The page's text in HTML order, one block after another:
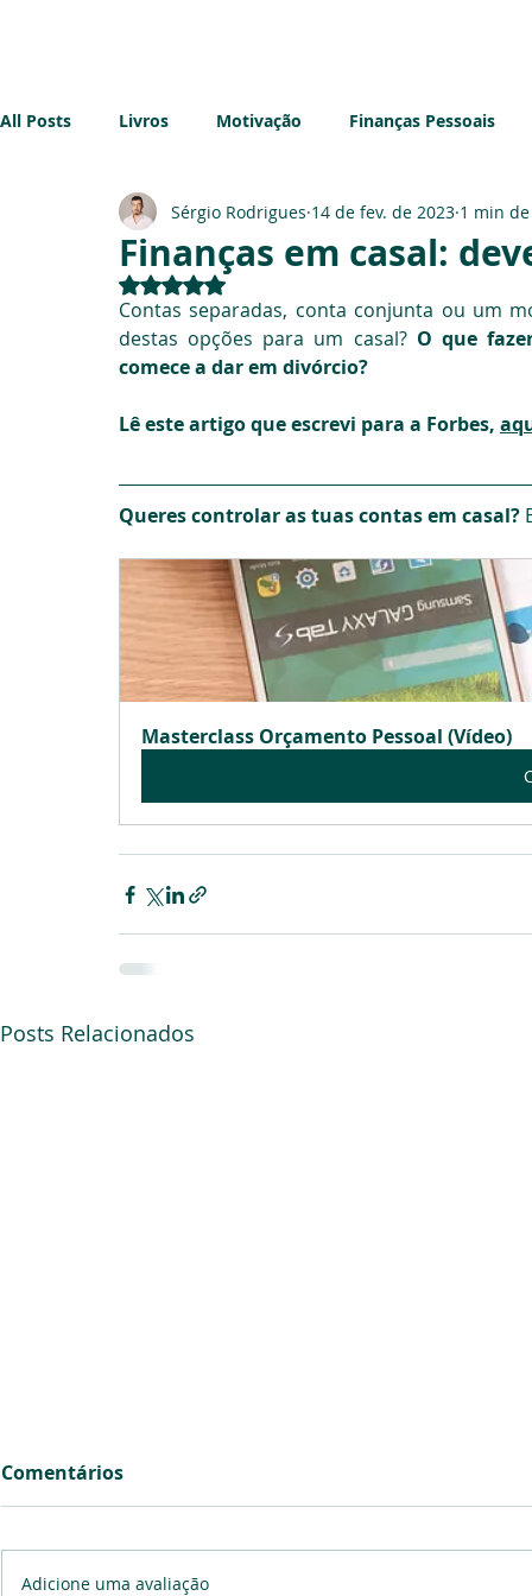
All Posts Livros Motivação Finanças Pessoais
Imobiliário Sustentabilidade Impostos
Finanças em casal:
Sérgio Rodrigues 14 de fev. de 2023 1 min
Avaliado com NaN de 5 estrelas.
Contas separadas, conta conjunta ou um
destas opções para um casal? O que
comece a dar em divórcio?
Lê este artigo que escrevi para a Forbes,
Queres controlar as tuas contas em casal?
Masterclass Orçamento Pessoal (Vídeo)
Posts Relacionados
Comentários
Adicione uma avaliação